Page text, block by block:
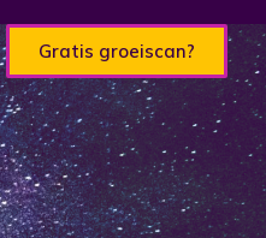
Gratis groeiscan?